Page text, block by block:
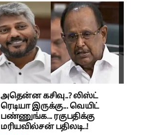
அதென்ன கசிவு..? லிஸ்ட்
ரெடியா இருக்கு... வெயிட்
பண்ணுங்க... ரகுபதிக்கு
மரியவில்சன் பதிலடி..!